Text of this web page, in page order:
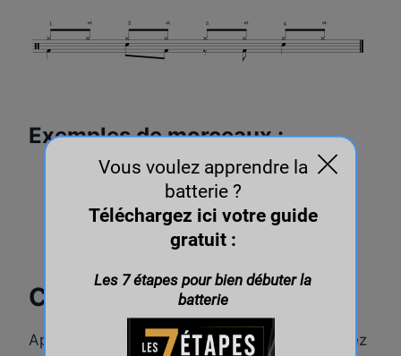
Exemples de morceaux :
Thinking out loud (Ed Sheeran)
Low (Lenny Kravitz)
Come out and play (The Offsprings)etc…
Conclusion
Après avoir appris ces 4 rythmes, vous pourrez